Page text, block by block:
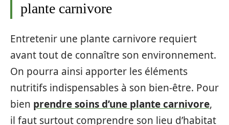
plante carnivore
Entretenir une plante carnivore requiert
avant tout de connaître son environnement.
On pourra ainsi apporter les éléments
nutritifs indispensables à son bien-être. Pour
bien prendre soins d’une plante carnivore,
il faut surtout comprendre son lieu d’habitat